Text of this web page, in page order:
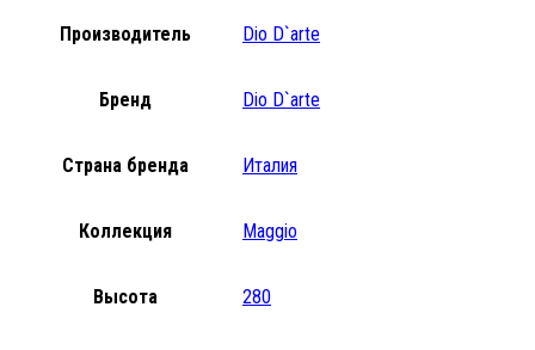
Производитель Dio D`arte
Бренд Dio D`arte
Страна бренда Италия
Коллекция Maggio
Высота 280